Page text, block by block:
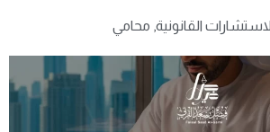
القانونية, محامي